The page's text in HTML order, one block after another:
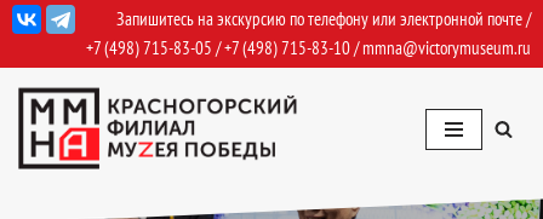
Перейти
к
содержимому
Запишитесь на экскурсию по телефону или электронной почте /
+7 (498) 715-83-05 /+7 (498) 715-83-10/mmna@victorymuseum.ru